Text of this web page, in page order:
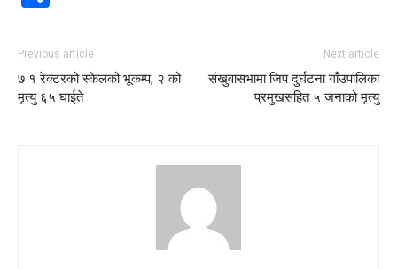
Previous article
७.१ रेक्टरको स्केलको भूकम्प, २ को
मृत्यु ६५ घाईते
Next article
संखुवासभामा जिप दुर्घटना गाँउपालिका
प्रमुखसहित ५ जनाको मृत्यु